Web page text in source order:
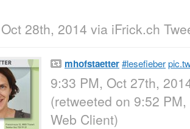
28th, 2014 via iFrick.ch
mhofstaetter#lesefieber
9:33 PM, Oct 27th,
(retweeted on 9:52
Web Client)